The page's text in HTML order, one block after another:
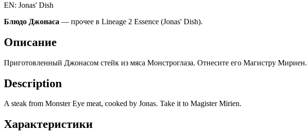
EN: Jonas' Dish
Блюдо Джонаса — прочее в Lineage 2 Essence (Jonas' Dish).
Описание
Приготовленный Джонасом стейк из мяса Монстроглаза. Отнесите его Магистру Мириен.
Description
A steak from Monster Eye meat, cooked by Jonas. Take it to Magister Mirien.
Характеристики